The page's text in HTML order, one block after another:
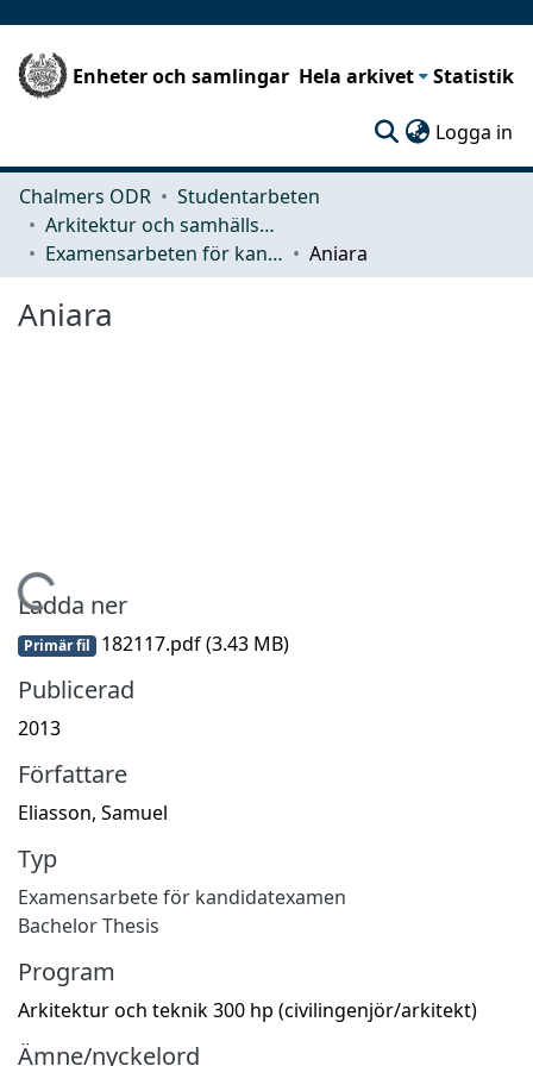
Enheter och samlingar Hela arkivet Statistik
Logga in
Chalmers ODR
Studentarbeten
Arkitektur och samhällsbyggnadsteknik (ACE)
Examensarbeten för kandidatexamen
Aniara
Aniara
Hämtar...
Ladda ner
Primär fil 182117.pdf(3.43 MB)
Publicerad
2013
Författare
Eliasson, Samuel
Typ
Examensarbete för kandidatexamen
Bachelor Thesis
Program
Arkitektur och teknik 300 hp (civilingenjör/arkitekt)
Ämne/nyckelord